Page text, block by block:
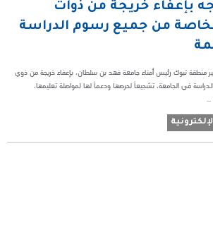
بإعفاء خريجة من ذوات
من جميع رسوم الدراسة
منطقة تبوك رئيس أمناء جامعة فهد بن سلطان، بإعفاء خريجة من ذوي
في الجامعة، تشجيعاً لحرصها ودعماً لها لمواصلة تعليمها،
...